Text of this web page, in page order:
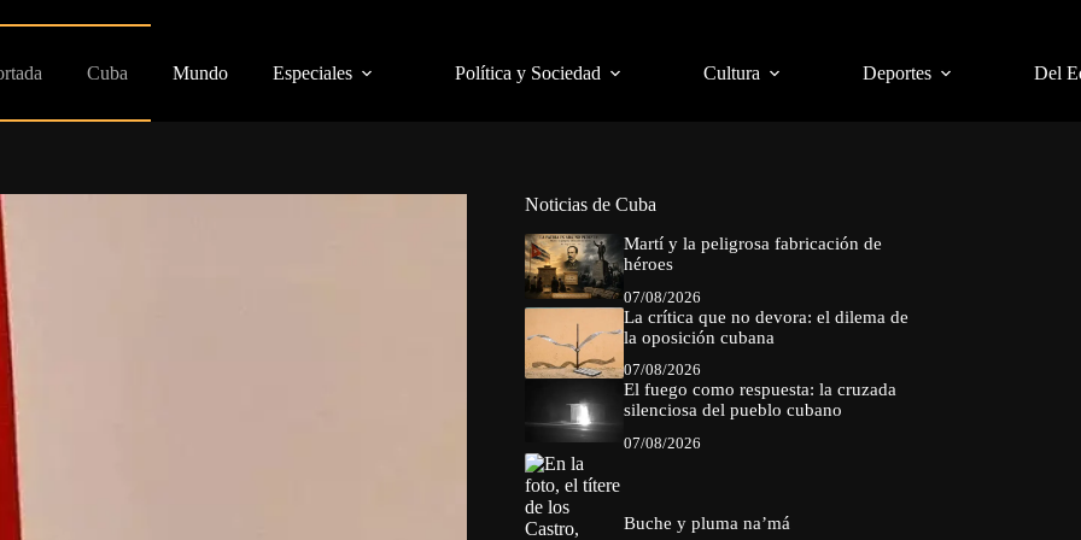
Cuba Mundo Especiales Política y Sociedad Cultura Deportes Del
Noticias de Cuba
Martí y la peligrosa fabricación de
héroes
07/08/2026
La crítica que no devora: el dilema de
la oposición cubana
07/08/2026
El fuego como respuesta: la cruzada
silenciosa del pueblo cubano
07/08/2026
Buche y pluma na’má